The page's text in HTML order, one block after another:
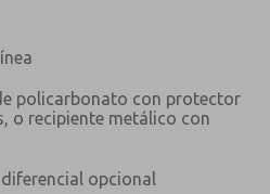
policarbonato con protector
o recipiente metálico con
opcional